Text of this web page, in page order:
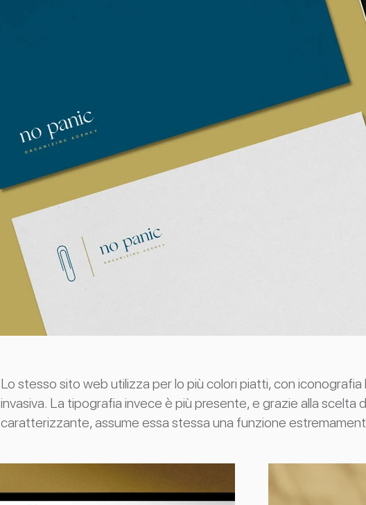
Lo stesso sito web utilizza per lo più colori piatti, con
invasiva. La tipografia invece è più presente, e grazie alla scelta
caratterizzante, assume essa stessa una funzione